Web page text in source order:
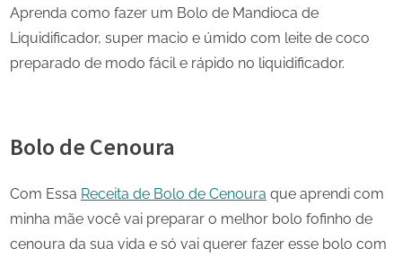
Aprenda como fazer um Bolo de Mandioca de
Liquidificador, super macio e úmido com leite de coco
preparado de modo fácil e rápido no liquidificador.
Bolo de Cenoura
Com Essa Receita de Bolo de Cenoura que aprendi com
minha mãe você vai preparar o melhor bolo fofinho de
cenoura da sua vida e só vai querer fazer esse bolo com